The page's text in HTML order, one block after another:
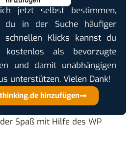
jetzt selbst bestimmen,
du in der Suche häufiger
Klicks kannst du
kostenlos als bevorzugte
und damit unabhängigen
unterstützen. Vielen Dank!
hinzufügen
Spaß mit Hilfe des WP